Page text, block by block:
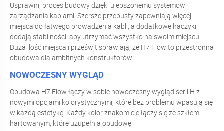
Usprawnij proces budowy dzięki ulepszonemu systemowi
zarządzania kablami. Szersze przepusty zapewniają więcej
miejsca do łatwego prowadzenia kabli, a dodatkowe haczyki
dodają stabilności, aby utrzymać wszystko na swoim miejscu.
Duża ilość miejsca i prześwit sprawiają, że H7 Flow to przestronna
obudowa dla ambitnych konstruktorów.
NOWOCZESNY WYGLĄD
Obudowa H7 Flow łączy w sobie nowoczesny wygląd serii H z
nowymi opcjami kolorystycznymi, które bez problemu wpasują się
w każdą estetykę. Każdy kolor znakomicie łączy się ze szkłem
hartowanym, które uzupełnia obudowę.